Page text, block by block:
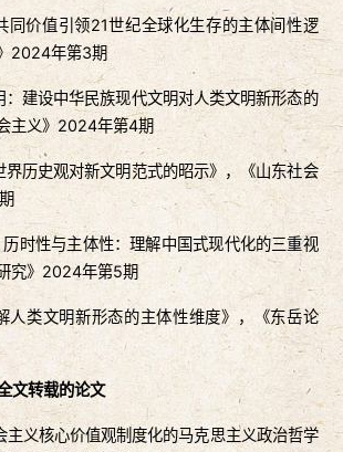
同价值引领21世纪全球化生存的主体间性逻
2024年第3期
建设中华民族现代文明对人类文明新形态的
主义》2024年第4期
历史观对新文明范式的昭示》，《山东社会
时性与主体性：理解中国式现代化的三重视
究》2024年第5期
人类文明新形态的主体性维度》，《东岳论
文转载的论文
主义核心价值观制度化的马克思主义政治哲学